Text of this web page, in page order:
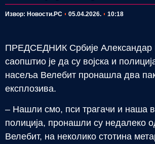
Извор: Новости.РС 05.04.2026. 10:18
ПРЕДСЕДНИК Србије Александар
саопштио је да су војска и
насеља Велебит пронашла два
експлозива.
– Нашли смо, пси трагачи и наша
полиција, пронашли су недалеко
Велебит, на неколико стотина